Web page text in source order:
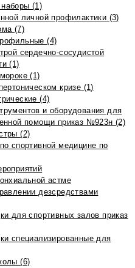
(1)
личной профилактики (3)
(7)
(4)
сердечно-сосудистой
(1)
(1)
кризе (1)
(4)
и оборудования для
помощи приказ №923н (2)
(2)
спортивной медицине по
астме
дезсредствами
для спортивных залов приказ
специализированные для
(6)